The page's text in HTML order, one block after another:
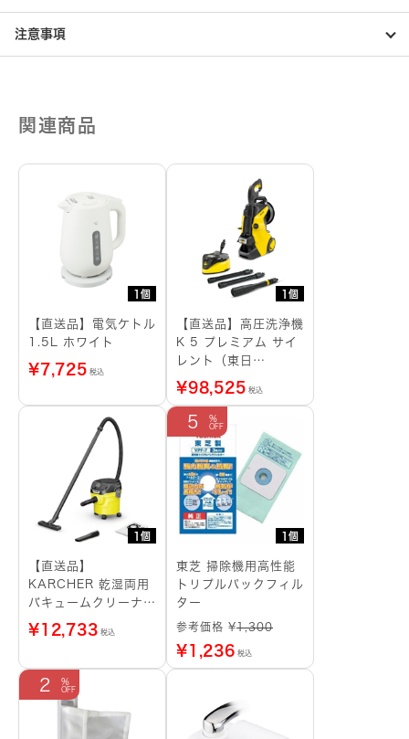
ク
ラ
ス
オ
ン
ニ
注意事項
関連商品
1個
【直送品】電気ケトル
1.5L ホワイト
¥7,725 税込
1個
【直送品】高圧洗浄機
K 5 プレミアム サイ
レント（東日
本/50HZ地域用）
¥98,525 税込
1個
【直送品】
KARCHER 乾湿両用
バキュームクリーナー
KWD 1
¥12,733 税込
1個
5
東芝 掃除機用高性能
トリプルパックフィル
ター
参考価格 ¥1,300
¥1,236 税込
2